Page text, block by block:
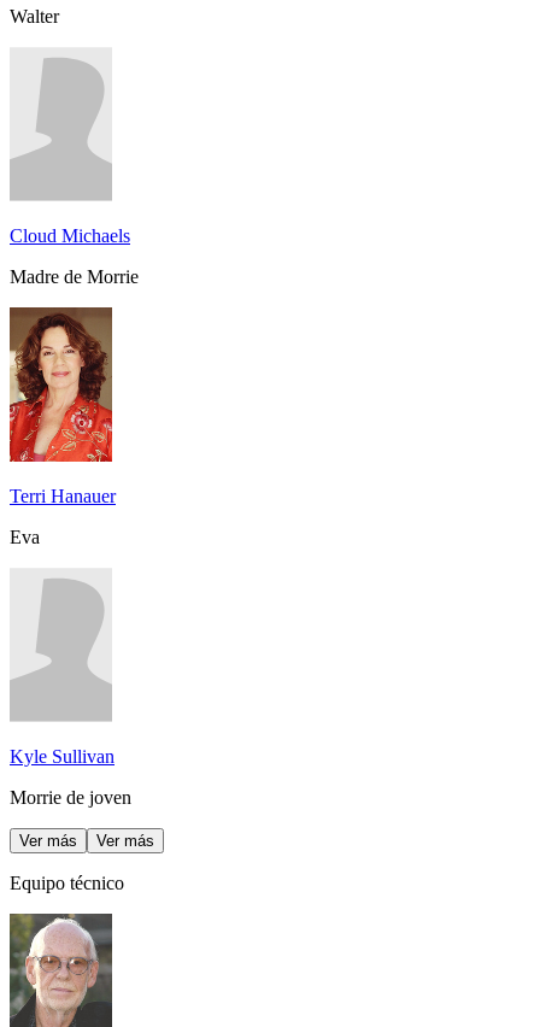
Walter
Cloud Michaels
Madre de Morrie
Terri Hanauer
Eva
Kyle Sullivan
Morrie de joven
Ver más Ver más
Equipo técnico